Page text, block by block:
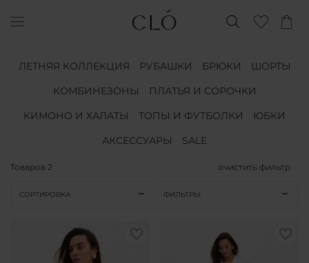
ЛЕТНЯЯ КОЛЛЕКЦИЯ РУБАШКИ БРЮКИ
ШОРТЫ
КОМБИНЕЗОНЫ
ПЛАТЬЯ И СОРОЧКИ
КИМОНО И ХАЛАТЫ
ТОПЫ И ФУТБОЛКИ
ЮБКИ
АКСЕССУАРЫ
SALE
Товаров 2 очистить фильтр
СОРТИРОВКА ФИЛЬТРЫ